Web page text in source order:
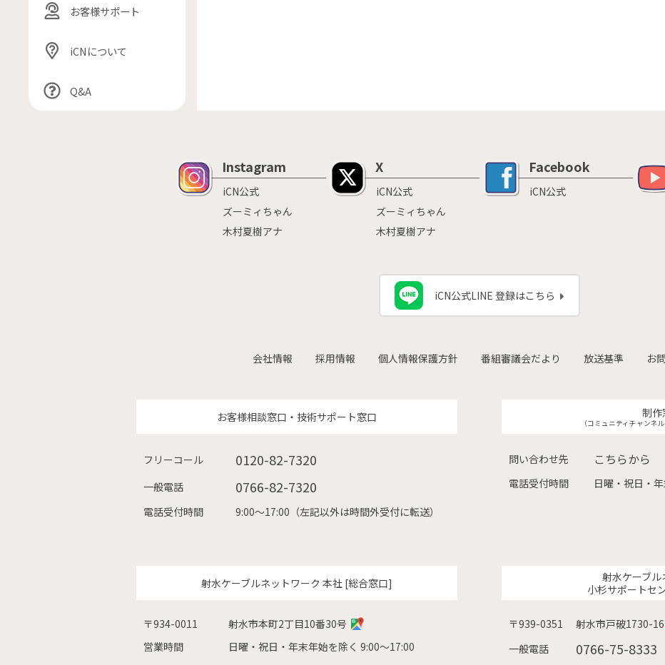
お客様サポート
iCNについて
Q&A
Instagram
iCN公式
ズーミィちゃん
木村夏樹アナ
X
iCN公式
ズーミィちゃん
木村夏樹アナ
Facebook
iCN公式
iCN公式LINE 登録はこちら
会社情報 採用情報 個人情報保護方針 番組審議会だより 放送基準 お
お客様相談窓口・技術サポート窓口
フリーコール 0120-82-7320
一般電話 0766-82-7320
電話受付時間 9:00〜17:00（左記以外は時間外受付に転送）
制作
（コミュニティチャンネ
問い合わせ先 こちらから
電話受付時間 日曜・祝日・
射水ケーブルネットワーク 本社 [総合窓口]
〒934-0011
射水市本町2丁目10番30号
営業時間
日曜・祝日・年末年始を除く 9:00〜17:00
射水ケーブル
小杉サポートセ
〒939-0351
射水市戸破1730-16
一般電話
0766-75-8333